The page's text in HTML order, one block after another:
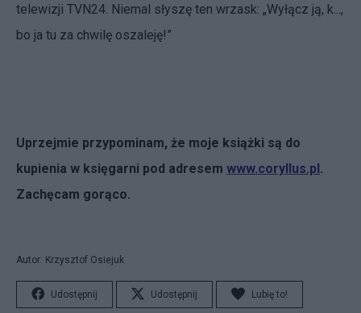
telewizji TVN24. Niemal słyszę ten wrzask: „Wyłącz ją, k...,
bo ja tu za chwilę oszaleję!”
Uprzejmie przypominam, że moje książki są do
kupienia w księgarni pod adresem www.coryllus.pl.
Zachęcam gorąco.
Autor: Krzysztof Osiejuk
Udostępnij Udostępnij Lubię to!